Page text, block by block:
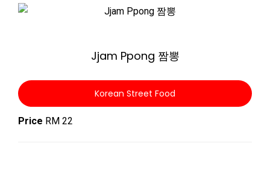
Jjam Ppong 짬뽕
Korean Street Food
Price RM 22